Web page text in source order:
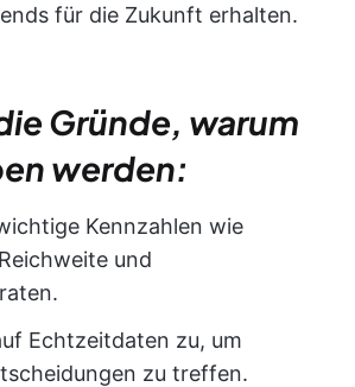
für die Zukunft erhalten.
Gründe, warum
werden:
Kennzahlen wie
und
Echtzeitdaten zu, um
zu treffen.